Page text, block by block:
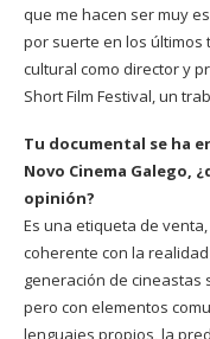
que me hacen ser muy
por suerte en los últimos
cultural como director y
Short Film Festival, un
Tu documental se ha
Novo Cinema Galego,
opinión?
Es una etiqueta de
coherente con la
generación de cineastas
pero con elementos
lenguajes propios, la